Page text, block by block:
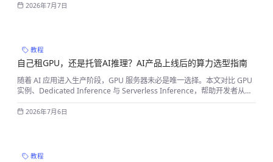
2026年7月7日
教程
自己租GPU，还是托管AI推理？AI产品上线后的算力选型指南
随着 AI 应用进入生产阶段，GPU 服务器未必是唯一选择。本文对比 GPU
实例、Dedicated Inference 与 Serverless Inference，帮助开发者从运
维、性能、成本等维度选择更适合的 AI 推理方案。
2026年7月6日
教程